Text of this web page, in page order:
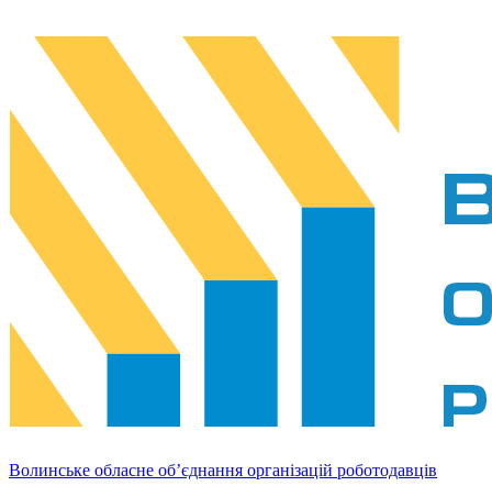
Волинське обласне об’єднання організацій роботодавців